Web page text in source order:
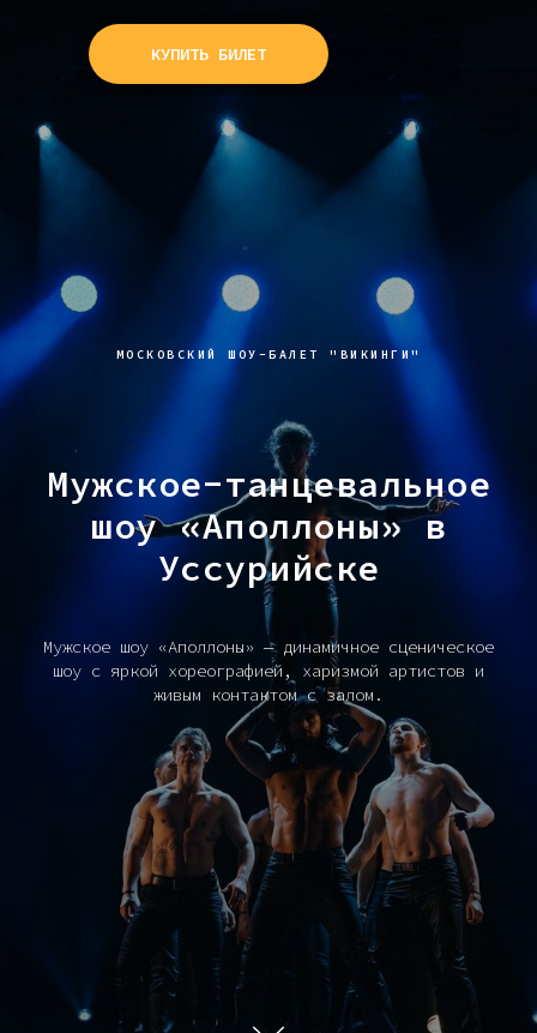
КУПИТЬ БИЛЕТ
МОСКОВСКИЙ ШОУ-БАЛЕТ "ВИКИНГИ"
Мужское-танцевальное
шоу «Аполлоны» в
Уссурийске
Мужское шоу «Аполлоны» — динамичное сценическое
шоу с яркой хореографией, харизмой артистов и
живым контактом с залом.